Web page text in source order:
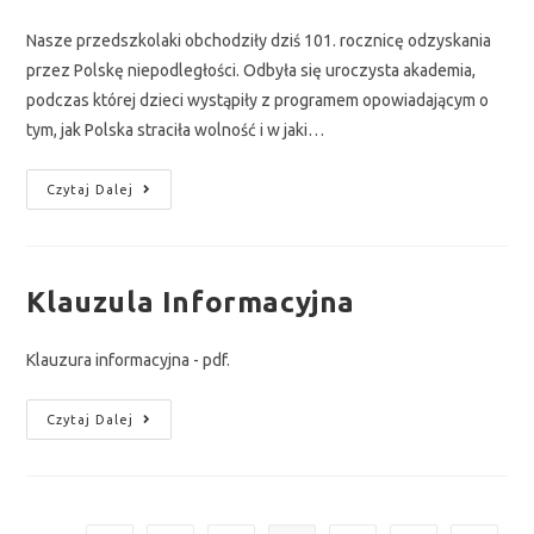
Nasze przedszkolaki obchodziły dziś 101. rocznicę odzyskania
przez Polskę niepodległości. Odbyła się uroczysta akademia,
podczas której dzieci wystąpiły z programem opowiadającym o
tym, jak Polska straciła wolność i w jaki…
Czytaj Dalej
Klauzula Informacyjna
Klauzura informacyjna - pdf.
Czytaj Dalej